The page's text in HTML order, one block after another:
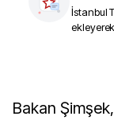
İstanbul
Bakan Şimşek, sosyal medya hesabından